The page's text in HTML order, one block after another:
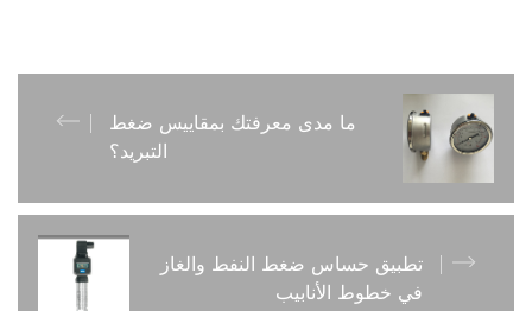
ما مدى معرفتك بمقاييس ضغط
التبريد؟
تطبيق حساس ضغط النفط والغاز
في خطوط الأنابيب